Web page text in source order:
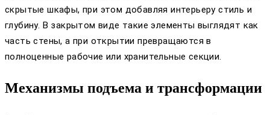
скрытые шкафы, при этом добавляя интерьеру стиль и
глубину. В закрытом виде такие элементы выглядят как
часть стены, а при открытии превращаются в
полноценные рабочие или хранительные секции.
Механизмы подъема и трансформации